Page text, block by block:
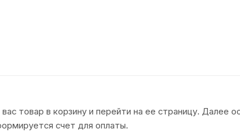
товар в корзину и перейти на ее страницу. Далее
счет для оплаты.